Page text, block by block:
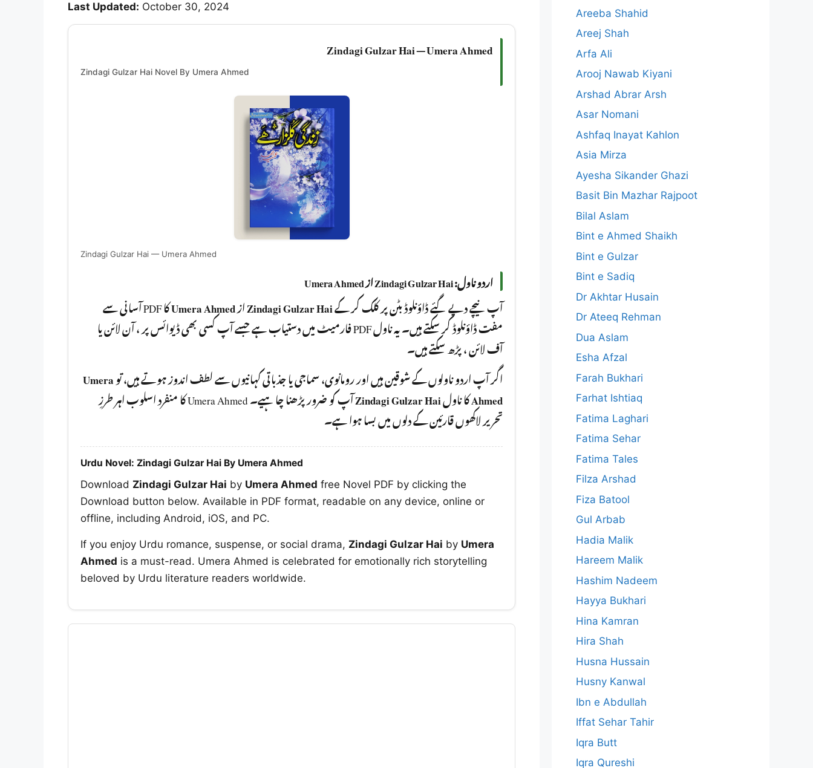
Last Updated: October 30, 2024
Zindagi Gulzar Hai — Umera Ahmed
Zindagi Gulzar Hai Novel By Umera Ahmed
Zindagi Gulzar Hai — Umera Ahmed
اردو ناول: Zindagi Gulzar Hai از Umera Ahmed
آپ نیچے دیے گئے ڈاؤنلوڈ بٹن پر کلک کر کےZindagi Gulzar HaiازUmera Ahmed
کا PDF آسانی سے
مفت ڈاؤنلوڈ کر سکتے ہیں۔ یہ ناول PDF فارمیٹ میں دستیاب ہے جسے آپ کسی بھی ڈیوائس پر ، آن لائن یا
آف لائن ، پڑھ سکتے ہیں۔
اگر آپ اردو ناولوں کے شوقین ہیں اور رومانوی، سماجی یا جذباتی کہانیوں سے لطف اندوز ہوتے ہیں، توUmera
Ahmedکا ناولZindagi Gulzar Hai
آپ کو ضرور پڑھنا چا ہیے۔ Umera Ahmed کا منفرد اسلوب اہر طرزِ
تحریر لاکھوں قارئین کے دلوں میں بسا ہوا ہے۔
Urdu Novel: Zindagi Gulzar Hai By Umera Ahmed
Download Zindagi Gulzar Hai by Umera Ahmed free Novel PDF by clicking the
Download button below. Available in PDF format, readable on any device, online or
offline, including Android, iOS, and PC.
If you enjoy Urdu romance, suspense, or social drama, Zindagi Gulzar Hai by Umera
Ahmed is a must-read. Umera Ahmed is celebrated for emotionally rich storytelling
beloved by Urdu literature readers worldwide.
Areeba Shahid
Areej Shah
Arfa Ali
Arooj Nawab Kiyani
Arshad Abrar Arsh
Asar Nomani
Ashfaq Inayat Kahlon
Asia Mirza
Ayesha Sikander Ghazi
Basit Bin Mazhar Rajpoot
Bilal Aslam
Bint e Ahmed Shaikh
Bint e Gulzar
Bint e Sadiq
Dr Akhtar Husain
Dr Ateeq Rehman
Dua Aslam
Esha Afzal
Farah Bukhari
Farhat Ishtiaq
Fatima Laghari
Fatima Sehar
Fatima Tales
Filza Arshad
Fiza Batool
Gul Arbab
Hadia Malik
Hareem Malik
Hashim Nadeem
Hayya Bukhari
Hina Kamran
Hira Shah
Husna Hussain
Husny Kanwal
Ibn e Abdullah
Iffat Sehar Tahir
Iqra Butt
Iqra Qureshi